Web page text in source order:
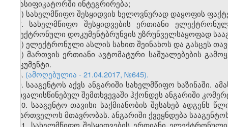
კლასიფიკატორში ინტეგრირება;
ნ) სახელმწიფო შესყიდვის ხელოვნურად დაყოფის
7. სახელმწიფო შესყიდვების ერთიანი
ელექტრონული დოკუმენტბრუნვის უზრუნველსაყოფად
ა) ელექტრონული ასლის სახით შეინახოს და გასცეს
ბ) მართვის ერთიანი ავტომატური საშუალებების
დოკუმენტი.
8. (ამოღებულია - 21.04.2017, №645).
9. სააგენტოს აქვს ანგარიში სახელმწიფო ხაზინაში.
გათვალისწინებულ შემთხვევაში ჰქონდეს ანგარიში
10. სააგენტო თავისი საქმიანობის შესახებ
საქართველოს მთავრობას. ანგარიში ქვეყნდება
11. სახელმწიფო შესყიდვების ერთიანი